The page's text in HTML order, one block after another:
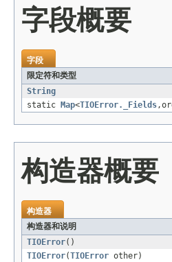
字段概要
字段
限定符和类型
String
static
Map<TIOError._Fields
构造器概要
构造器
构造器和说明
TIOError()
TIOError(TIOError other)